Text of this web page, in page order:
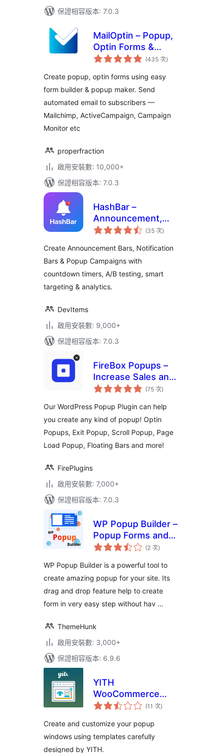
保證相容版本: 7.0.3
MailOptin – Popup,
Optin Forms &
Email Newsletters
HubSpot, AWeber
Etc.
(435 次評
分
數
)
Create popup, optin forms using easy
form builder & popup maker. Send
automated email to subscribers —
Mailchimp, ActiveCampaign, Campaign
Monitor etc
properfraction
啟用安裝數: 10,000+
保證相容版本: 7.0.3
HashBar –
Announcement,
Notification Bar &
(35 次評
分
數
)
Create Announcement Bars, Notification
Bars & Popup Campaigns with
countdown timers, A/B testing, smart
targeting & analytics.
DevItems
啟用安裝數: 9,000+
保證相容版本: 7.0.3
FireBox Popups –
Increase Sales and
Grow Your Email
(75 次評
分
數
)
Our WordPress Popup Plugin can help
you create any kind of popup! Optin
Popups, Exit Popup, Scroll Popup, Page
Load Popup, Floating Bars and more!
FirePlugins
啟用安裝數: 7,000+
保證相容版本: 7.0.3
WP Popup Builder –
Popup Forms and
Marketing Lead
(2 次評
分
數
)
WP Popup Builder is a powerful tool to
create amazing popup for your site. Its
drag and drop feature help to create
form in very easy step without hav …
ThemeHunk
啟用安裝數: 3,000+
保證相容版本: 6.9.6
YITH
WooCommerce
Popup
(11 次評
分)
Create and customize your popup
windows using templates carefully
designed by YITH.